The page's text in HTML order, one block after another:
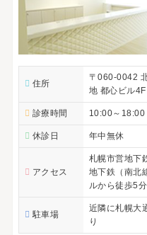
住所
〒060-0042
地 都心ビル4F
診療時間 10:00～18:00
休診日 年中無休
アクセス
札幌市営地下
地下鉄（南北
ルから徒歩5分
駐車場
近隣に札幌大
り